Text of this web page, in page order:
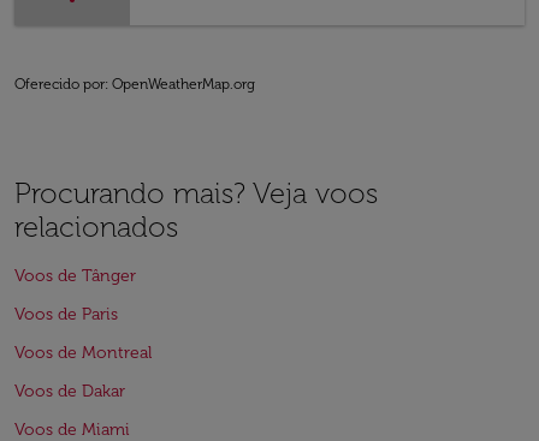
Oferecido por: OpenWeatherMap.org
Procurando mais? Veja voos
relacionados
Voos de Tânger
Voos de Paris
Voos de Montreal
Voos de Dakar
Voos de Miami